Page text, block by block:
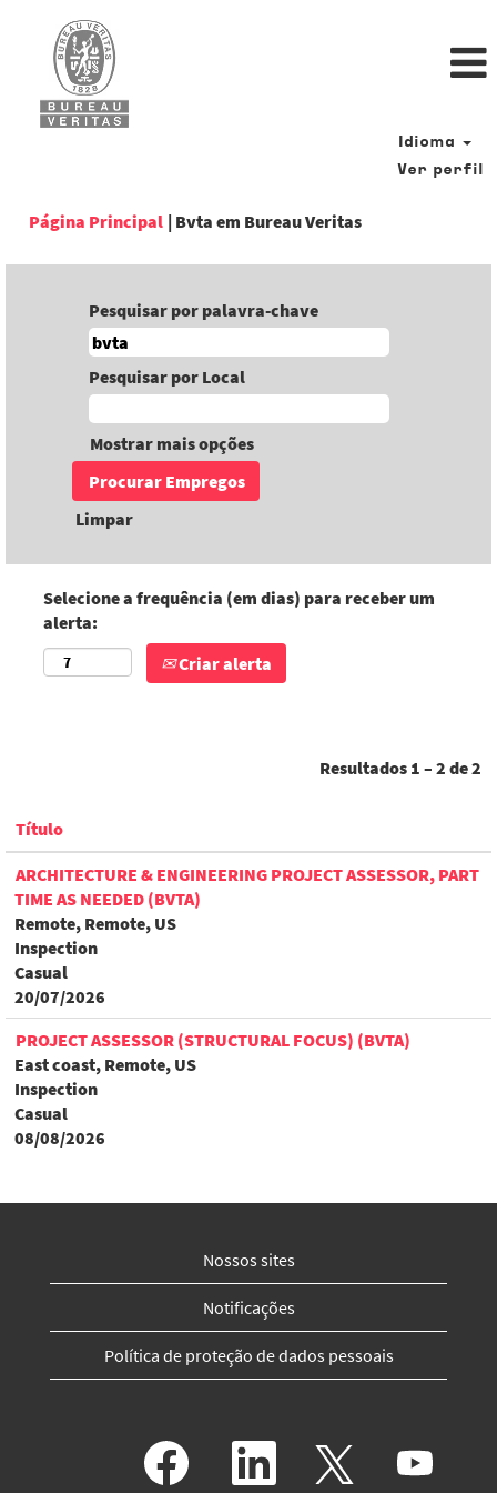
Idioma
Ver perfil
Página Principal | Bvta em Bureau Veritas(página
Pesquisar por palavra-chave
Pesquisar por Local
Mostrar mais opções
Limpar
Selecione a frequência (em dias) para receber um
alerta:
Criar alerta
Resultados 1 – 2 de2
Título
ARCHITECTURE & ENGINEERING PROJECT ASSESSOR, PART
TIME AS NEEDED (BVTA)
Remote, Remote, US
Inspection
Casual
20/07/2026
PROJECT ASSESSOR (STRUCTURAL FOCUS) (BVTA)
East coast, Remote, US
Inspection
Casual
08/08/2026
Nossos sites
Notificações
Política de proteção de dados pessoais
A
b
A
r
A
b
r